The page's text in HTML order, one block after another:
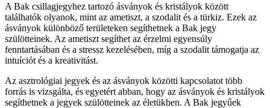
A Bak csillagjegyhez tartozó ásványok és kristályok között
találhatók olyanok, mint az ametiszt, a szodalit és a türkiz. Ezek az
ásványok különböző területeken segíthetnek a Bak jegy
szülötteinek. Az ametiszt segíthet az érzelmi egyensúly
fenntartásában és a stressz kezelésében, míg a szodalit támogatja az
intuíciót és a kreativitást.
Az asztrológiai jegyek és az ásványok közötti kapcsolatot több
forrás is vizsgálta, és egyetért abban, hogy az ásványok és kristályok
segíthetnek a jegyek szülötteinek az életükben. A Bak jegyűek